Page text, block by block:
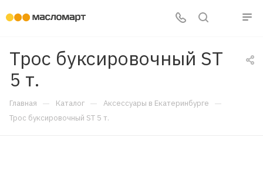
Трос буксировочный ST
5 т.
Главная — Каталог — Аксессуары в Екатеринбурге —
Трос буксировочный ST 5 т.